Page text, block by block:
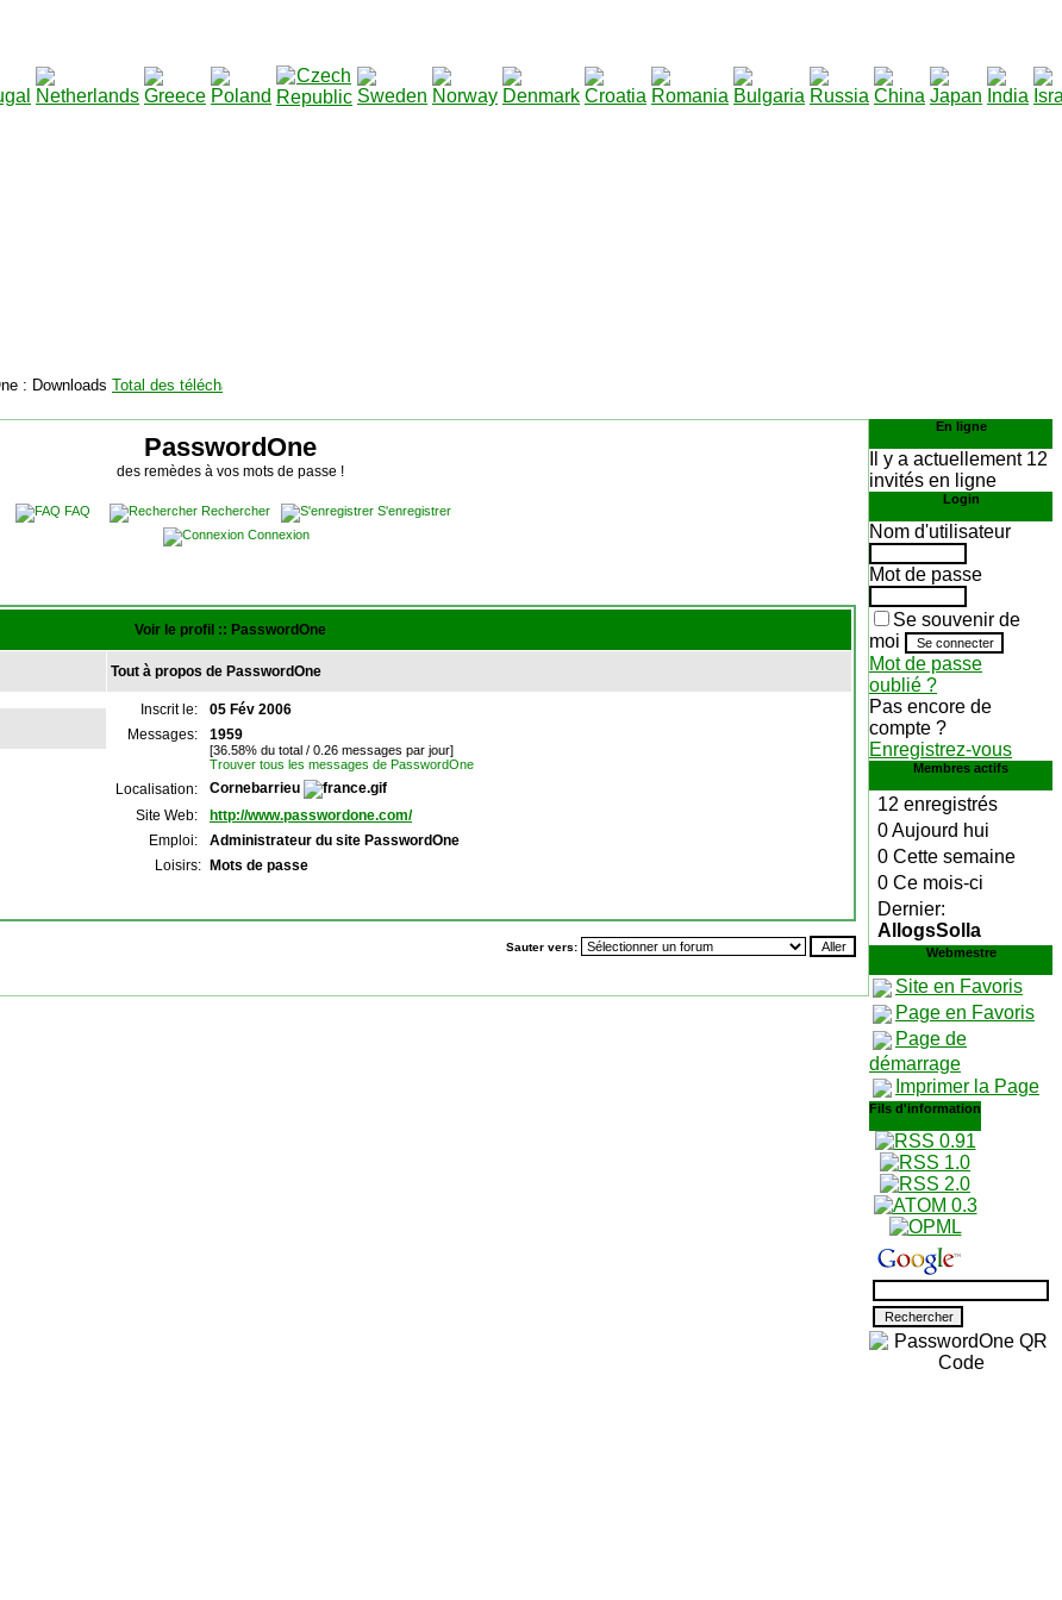
Total des téléchargements
PasswordOne
des remèdes à vos mots de passe !
FAQ Rechercher
S'enregistrer
Connexion
Voir le profil :: PasswordOne
Tout à propos de PasswordOne
Inscrit le:
05 Fév 2006
Messages:
1959
[36.58% du total / 0.26 messages par jour]
Trouver tous les messages de PasswordOne
Localisation:
Cornebarrieu
Site Web:
http://www.passwordone.com/
Emploi:
Administrateur du site PasswordOne
Loisirs:
Mots de passe
Sauter vers:
En ligne
Il y a actuellement 12
invités en ligne
Login
Nom d'utilisateur
Mot de passe
Se souvenir de
moi
Mot de passe
oublié ?
Pas encore de
compte ?
Enregistrez-vous
Membres actifs
12 enregistrés
0 Aujourd hui
0 Cette semaine
0 Ce mois-ci
Dernier:
AllogsSolla
Webmestre
Site en Favoris
Page en Favoris
Page de
démarrage
Imprimer la Page
Fils d'information